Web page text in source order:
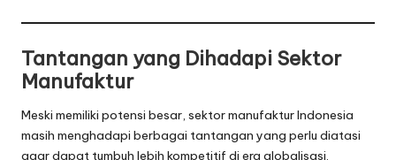
Tantangan yang Dihadapi Sektor
Manufaktur
Meski memiliki potensi besar, sektor manufaktur Indonesia
masih menghadapi berbagai tantangan yang perlu diatasi
agar dapat tumbuh lebih kompetitif di era globalisasi.